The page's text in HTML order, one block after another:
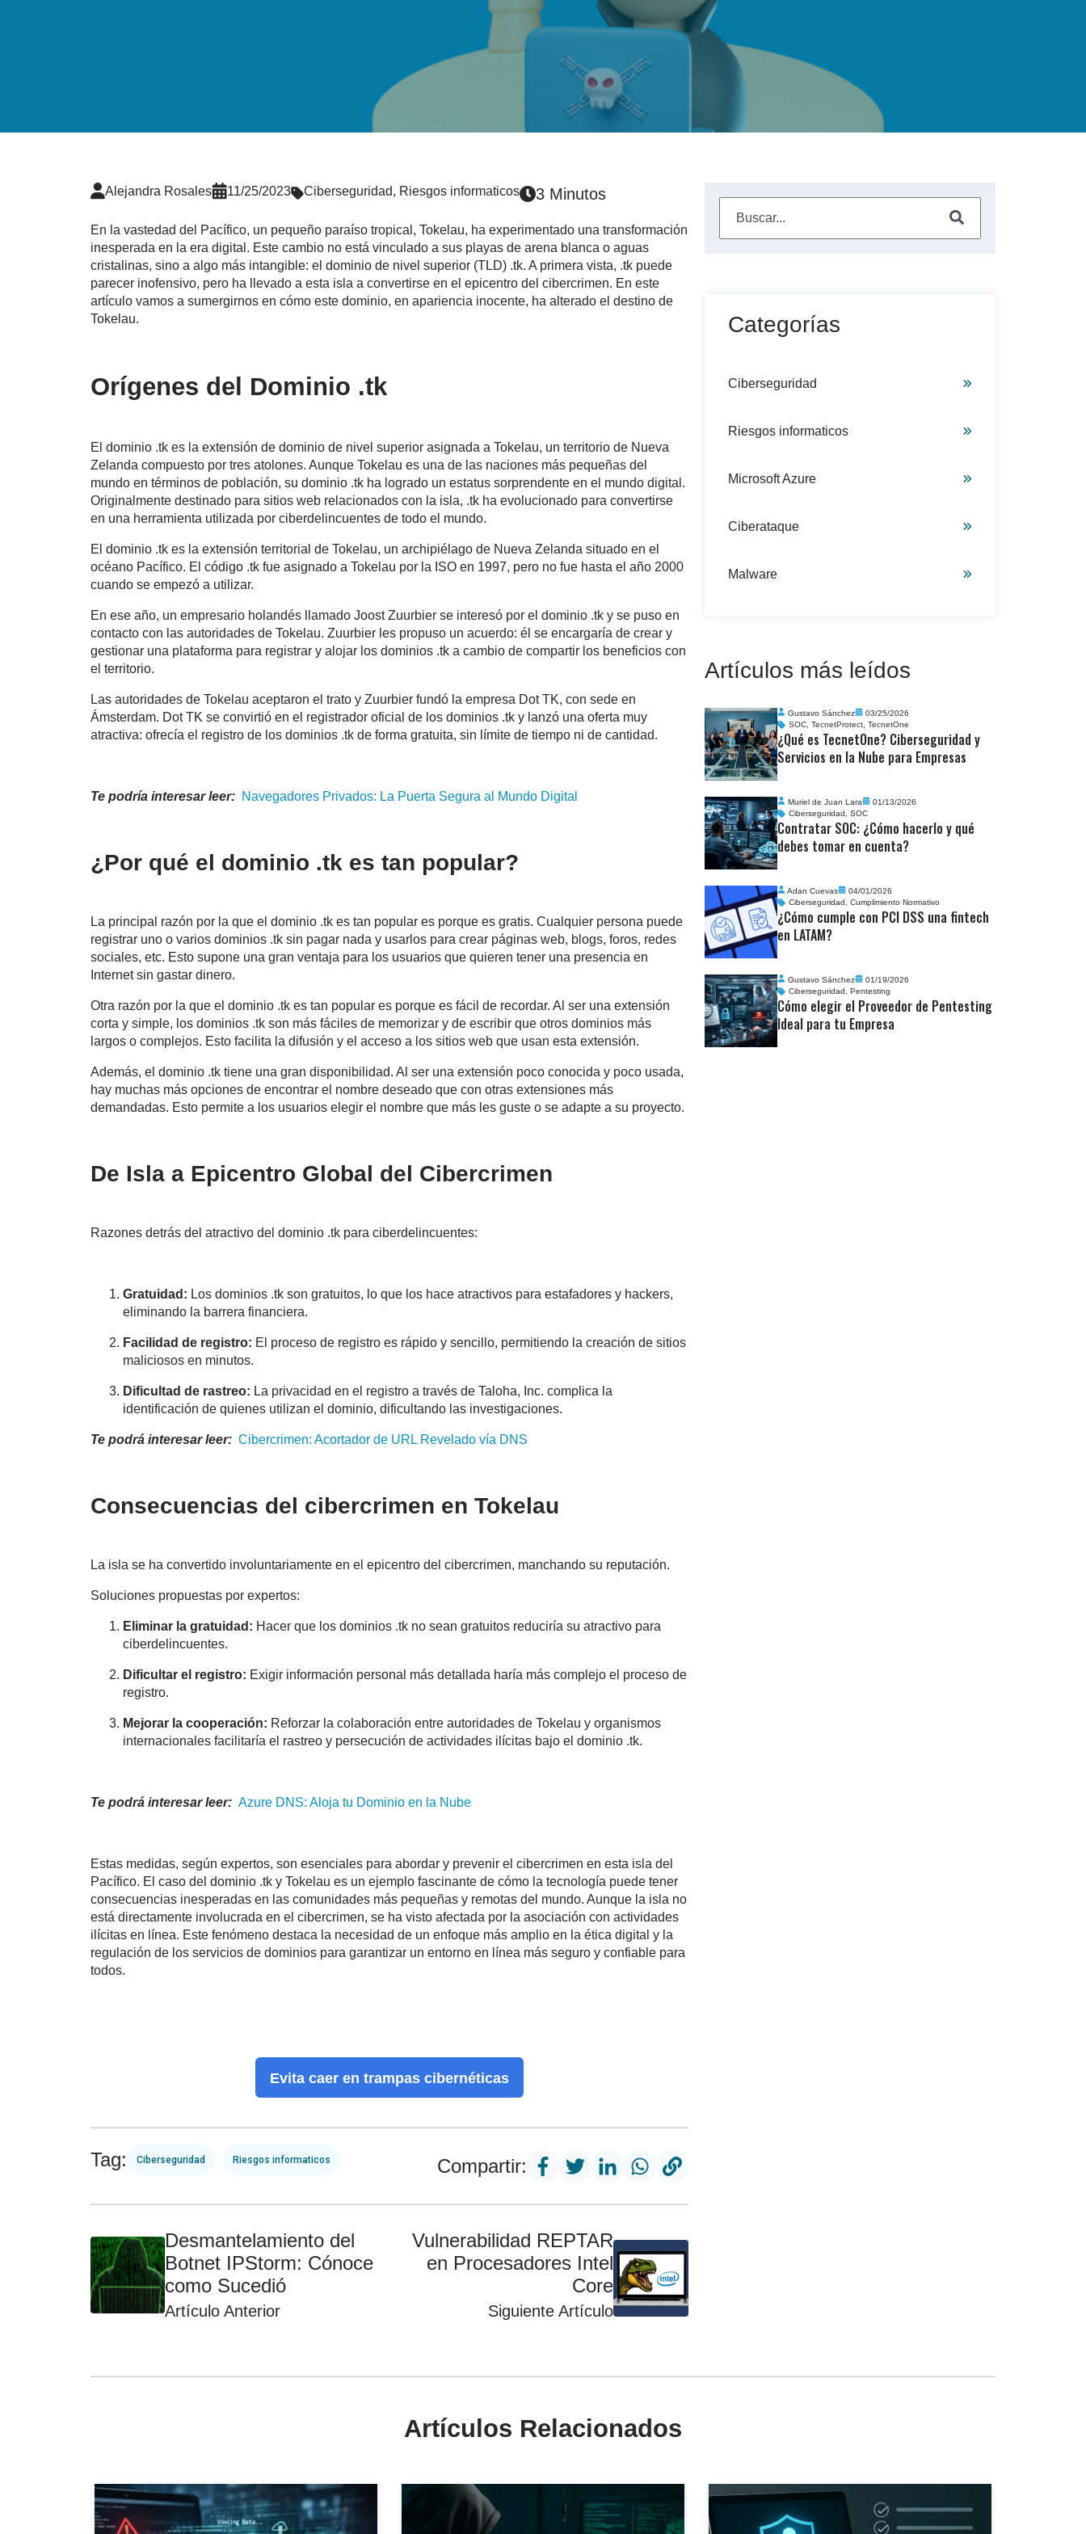
Alejandra Rosales 11/25/2023 Ciberseguridad, Riesgos informaticos 3 Minutos
En la vastedad del Pacífico, un pequeño paraíso tropical, Tokelau, ha experimentado una transformación
inesperada en la era digital. Este cambio no está vinculado a sus playas de arena blanca o aguas
cristalinas, sino a algo más intangible: el dominio de nivel superior (TLD) .tk. A primera vista, .tk puede
parecer inofensivo, pero ha llevado a esta isla a convertirse en el epicentro del cibercrimen. En este
artículo vamos a sumergirnos en cómo este dominio, en apariencia inocente, ha alterado el destino de
Tokelau.
Orígenes del Dominio .tk
El dominio .tk es la extensión de dominio de nivel superior asignada a Tokelau, un territorio de Nueva
Zelanda compuesto por tres atolones. Aunque Tokelau es una de las naciones más pequeñas del
mundo en términos de población, su dominio .tk ha logrado un estatus sorprendente en el mundo digital.
Originalmente destinado para sitios web relacionados con la isla, .tk ha evolucionado para convertirse
en una herramienta utilizada por ciberdelincuentes de todo el mundo.
El dominio .tk es la extensión territorial de Tokelau, un archipiélago de Nueva Zelanda situado en el
océano Pacífico. El código .tk fue asignado a Tokelau por la ISO en 1997, pero no fue hasta el año 2000
cuando se empezó a utilizar.
En ese año, un empresario holandés llamado Joost Zuurbier se interesó por el dominio .tk y se puso en
contacto con las autoridades de Tokelau. Zuurbier les propuso un acuerdo: él se encargaría de crear y
gestionar una plataforma para registrar y alojar los dominios .tk a cambio de compartir los beneficios con
el territorio.
Las autoridades de Tokelau aceptaron el trato y Zuurbier fundó la empresa Dot TK, con sede en
Ámsterdam. Dot TK se convirtió en el registrador oficial de los dominios .tk y lanzó una oferta muy
atractiva: ofrecía el registro de los dominios .tk de forma gratuita, sin límite de tiempo ni de cantidad.
Te podría interesar leer: Navegadores Privados: La Puerta Segura al Mundo Digital
¿Por qué el dominio .tk es tan popular?
La principal razón por la que el dominio .tk es tan popular es porque es gratis. Cualquier persona puede
registrar uno o varios dominios .tk sin pagar nada y usarlos para crear páginas web, blogs, foros, redes
sociales, etc. Esto supone una gran ventaja para los usuarios que quieren tener una presencia en
Internet sin gastar dinero.
Otra razón por la que el dominio .tk es tan popular es porque es fácil de recordar. Al ser una extensión
corta y simple, los dominios .tk son más fáciles de memorizar y de escribir que otros dominios más
largos o complejos. Esto facilita la difusión y el acceso a los sitios web que usan esta extensión.
Además, el dominio .tk tiene una gran disponibilidad. Al ser una extensión poco conocida y poco usada,
hay muchas más opciones de encontrar el nombre deseado que con otras extensiones más
demandadas. Esto permite a los usuarios elegir el nombre que más les guste o se adapte a su proyecto.
De Isla a Epicentro Global del Cibercrimen
Razones detrás del atractivo del dominio .tk para ciberdelincuentes:
Gratuidad: Los dominios .tk son gratuitos, lo que los hace atractivos para estafadores y hackers,
eliminando la barrera financiera.
Facilidad de registro: El proceso de registro es rápido y sencillo, permitiendo la creación de sitios
maliciosos en minutos.
Dificultad de rastreo: La privacidad en el registro a través de Taloha, Inc. complica la
identificación de quienes utilizan el dominio, dificultando las investigaciones.
Te podrá interesar leer: Cibercrimen: Acortador de URL Revelado vía DNS
Consecuencias del cibercrimen en Tokelau
La isla se ha convertido involuntariamente en el epicentro del cibercrimen, manchando su reputación.
Soluciones propuestas por expertos:
Eliminar la gratuidad: Hacer que los dominios .tk no sean gratuitos reduciría su atractivo para
ciberdelincuentes.
Dificultar el registro: Exigir información personal más detallada haría más complejo el proceso de
registro.
Mejorar la cooperación: Reforzar la colaboración entre autoridades de Tokelau y organismos
internacionales facilitaría el rastreo y persecución de actividades ilícitas bajo el dominio .tk.
Te podrá interesar leer: Azure DNS: Aloja tu Dominio en la Nube
Estas medidas, según expertos, son esenciales para abordar y prevenir el cibercrimen en esta isla del
Pacífico. El caso del dominio .tk y Tokelau es un ejemplo fascinante de cómo la tecnología puede tener
consecuencias inesperadas en las comunidades más pequeñas y remotas del mundo. Aunque la isla no
está directamente involucrada en el cibercrimen, se ha visto afectada por la asociación con actividades
ilícitas en línea. Este fenómeno destaca la necesidad de un enfoque más amplio en la ética digital y la
regulación de los servicios de dominios para garantizar un entorno en línea más seguro y confiable para
todos.
Evita caer en trampas cibernéticas
Tag: Ciberseguridad Riesgos informaticos Compartir:
Desmantelamiento del
Botnet IPStorm: Cónoce
como Sucedió
Artículo Anterior
Vulnerabilidad REPTAR
en Procesadores Intel
Core
Siguiente Artículo
Categorías
Ciberseguridad
Riesgos informaticos
Microsoft Azure
Ciberataque
Malware
Artículos más leídos
Gustavo Sánchez
03/25/2026
SOC, TecnetProtect, TecnetOne
¿Qué es TecnetOne? Ciberseguridad y
Servicios en la Nube para Empresas
Muriel de Juan Lara
01/13/2026
Ciberseguridad, SOC
Contratar SOC: ¿Cómo hacerlo y qué
debes tomar en cuenta?
Adan Cuevas
04/01/2026
Ciberseguridad, Cumplimiento Normativo
¿Cómo cumple con PCI DSS una fintech
en LATAM?
Gustavo Sánchez
01/19/2026
Ciberseguridad, Pentesting
Cómo elegir el Proveedor de Pentesting
Ideal para tu Empresa
Artículos Relacionados